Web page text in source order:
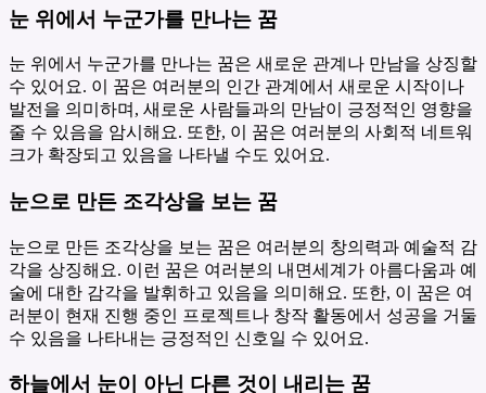
눈 위에서 누군가를 만나는 꿈
눈 위에서 누군가를 만나는 꿈은 새로운 관계나 만남을 상징할
수 있어요. 이 꿈은 여러분의 인간 관계에서 새로운 시작이나
발전을 의미하며, 새로운 사람들과의 만남이 긍정적인 영향을
줄 수 있음을 암시해요. 또한, 이 꿈은 여러분의 사회적 네트워
크가 확장되고 있음을 나타낼 수도 있어요.
눈으로 만든 조각상을 보는 꿈
눈으로 만든 조각상을 보는 꿈은 여러분의 창의력과 예술적 감
각을 상징해요. 이런 꿈은 여러분의 내면세계가 아름다움과 예
술에 대한 감각을 발휘하고 있음을 의미해요. 또한, 이 꿈은 여
러분이 현재 진행 중인 프로젝트나 창작 활동에서 성공을 거둘
수 있음을 나타내는 긍정적인 신호일 수 있어요.
하늘에서 눈이 아닌 다른 것이 내리는 꿈